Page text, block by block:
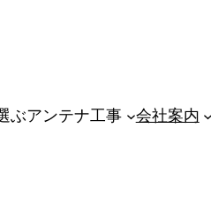
ぶアンテナ工事 会社案内